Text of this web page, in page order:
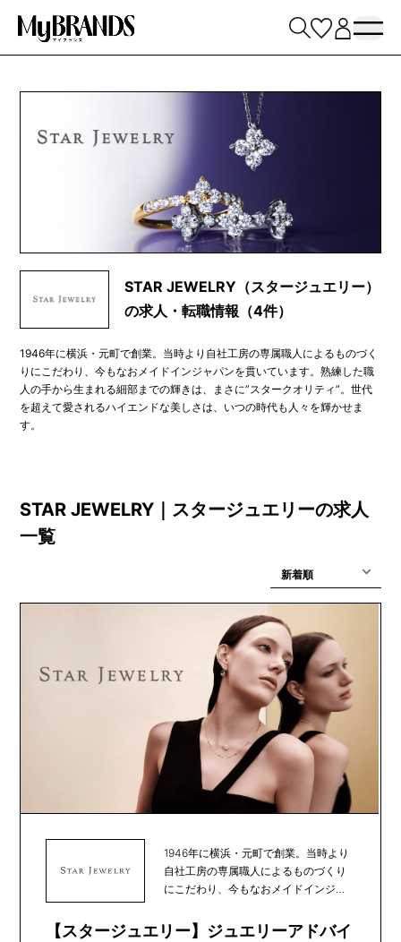
STAR JEWELRY（スタージュエリー）
の求人・転職情報（4件）
1946年に横浜・元町で創業。当時より自社工房の専属職人によるものづく
りにこだわり、今もなおメイドインジャパンを貫いています。熟練した職
人の手から生まれる細部までの輝きは、まさに”スタークオリティ”。世代
を超えて愛されるハイエンドな美しさは、いつの時代も人々を輝かせま
す。
STAR JEWELRY｜スタージュエリーの求人
一覧
1946年に横浜・元町で創業。当時より
自社工房の専属職人によるものづくり
にこだわり、今もなおメイドインジャ
【スタージュエリー】ジュエリーアドバイ